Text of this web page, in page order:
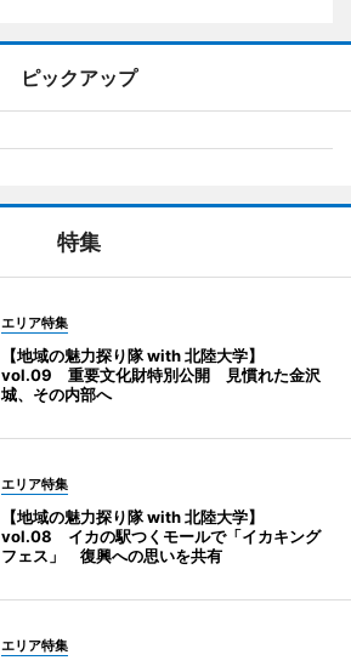
ピックアップ
特集
エリア特集
【地域の魅力探り隊 with 北陸大学】
vol.09 重要文化財特別公開 見慣れた金沢
城、その内部へ
エリア特集
【地域の魅力探り隊 with 北陸大学】
vol.08 イカの駅つくモールで「イカキング
フェス」 復興への思いを共有
エリア特集